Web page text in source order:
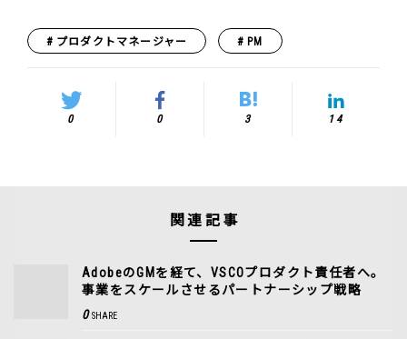
プロダクトマネージャー PM
0 0 3 14
関連記事
AdobeのGMを経て、VSCOプロダクト責任者へ。
事業をスケールさせるパートナーシップ戦略
0 SHARE